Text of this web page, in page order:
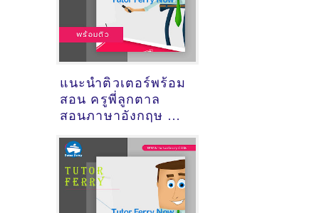
แนะนำติวเตอร์พร้อม
สอน ครูพี่ลูกตาล
สอนภาษาอังกฤษ @
นครราชสีมา